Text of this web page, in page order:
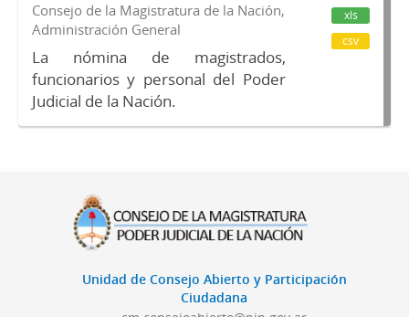
Consejo de la Magistratura de la Nación,
Administración General
La nómina de magistrados,
funcionarios y personal del Poder
Judicial de la Nación.
xls
csv
Unidad de Consejo Abierto y Participación
Ciudadana